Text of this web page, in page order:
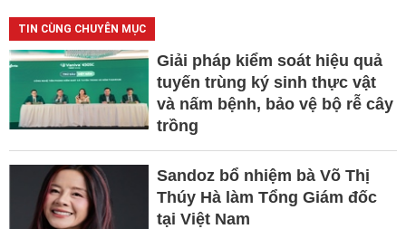
TIN CÙNG CHUYÊN MỤC
Giải pháp kiểm soát hiệu quả
tuyến trùng ký sinh thực vật
và nấm bệnh, bảo vệ bộ rễ cây
trồng
Sandoz bổ nhiệm bà Võ Thị
Thúy Hà làm Tổng Giám đốc
tại Việt Nam